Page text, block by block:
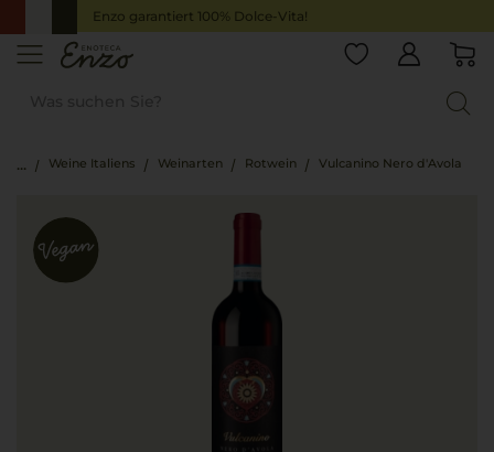
Enzo garantiert 100% Dolce-Vita!
Weine Italiens Weinarten Rotwein Vulcanino Nero d'Avola